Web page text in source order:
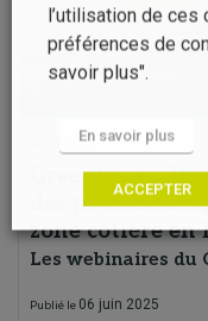
Webinaire
GreenSeas –
des
zone côtière en
Les webinaires du
Publié le 06 juin 2025
l’utilisation de
préférences de
savoir plus".
En savoir plus
ACCEPTER